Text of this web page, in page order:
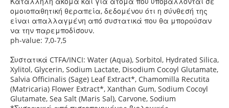
ομοιοπαθητική θεραπεία, δεδομένου ότι η σύνθεσή της
είναι απαλλαγμένη από συστατικά που θα μπορούσαν
να την παρεμποδίσουν.
ph-value: 7,0-7,5
Συστατικά CTFA/INCI: Water (Aqua), Sorbitol, Hydrated Silica,
Xylitol, Glycerin, Sodium Lactate, Disodium Cocoyl Glutamate,
Salvia Officinalis (Sage) Leaf Extract*, Chamomilla Recutita
(Matricaria) Flower Extract*, Xanthan Gum, Sodium Cocoyl
Glutamate, Sea Salt (Maris Sal), Carvone, Sodium